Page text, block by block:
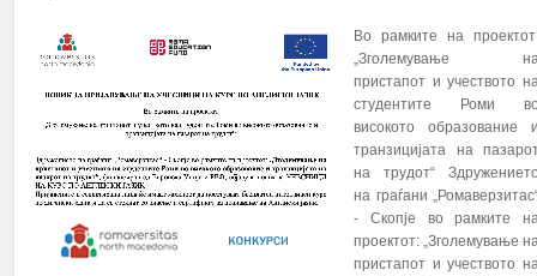
Во рамките на
„Зголемување
пристапот и учеството
студентите Роми
високото образование
транзицијата на
на трудот“
на граѓани
- Скопје во рамките
проектот: „Зголемување
пристапот и учеството